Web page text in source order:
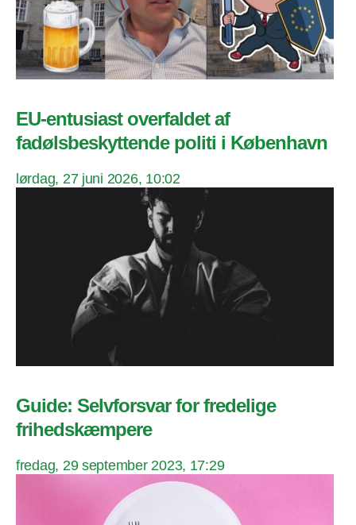
EU-entusiast overfaldet af
fadølsbeskyttende politi i København
lørdag, 27 juni 2026, 10:02
Guide: Selvforsvar for fredelige
frihedskæmpere
fredag, 29 september 2023, 17:29